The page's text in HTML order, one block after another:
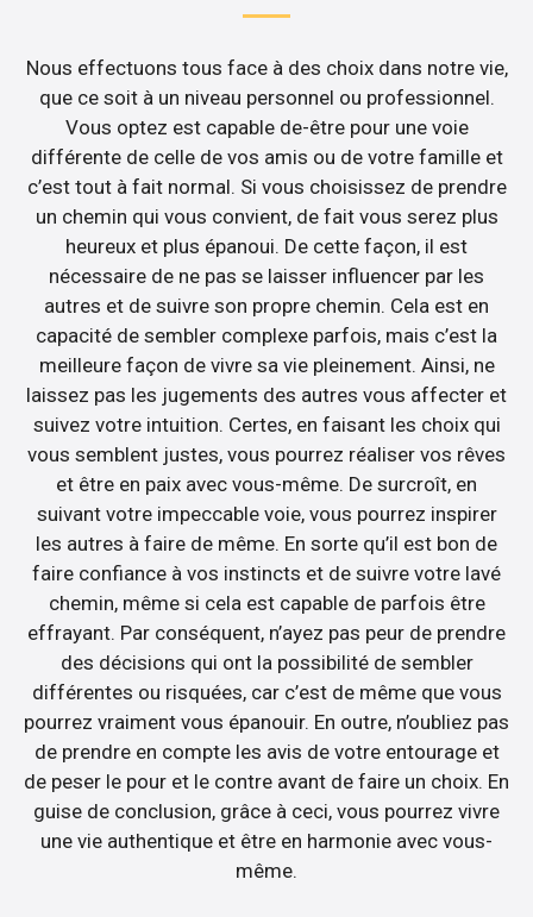
Nous effectuons tous face à des choix dans notre vie,
que ce soit à un niveau personnel ou professionnel.
Vous optez est capable de-être pour une voie
différente de celle de vos amis ou de votre famille et
c’est tout à fait normal. Si vous choisissez de prendre
un chemin qui vous convient, de fait vous serez plus
heureux et plus épanoui. De cette façon, il est
nécessaire de ne pas se laisser influencer par les
autres et de suivre son propre chemin. Cela est en
capacité de sembler complexe parfois, mais c’est la
meilleure façon de vivre sa vie pleinement. Ainsi, ne
laissez pas les jugements des autres vous affecter et
suivez votre intuition. Certes, en faisant les choix qui
vous semblent justes, vous pourrez réaliser vos rêves
et être en paix avec vous-même. De surcroît, en
suivant votre impeccable voie, vous pourrez inspirer
les autres à faire de même. En sorte qu’il est bon de
faire confiance à vos instincts et de suivre votre lavé
chemin, même si cela est capable de parfois être
effrayant. Par conséquent, n’ayez pas peur de prendre
des décisions qui ont la possibilité de sembler
différentes ou risquées, car c’est de même que vous
pourrez vraiment vous épanouir. En outre, n’oubliez pas
de prendre en compte les avis de votre entourage et
de peser le pour et le contre avant de faire un choix. En
guise de conclusion, grâce à ceci, vous pourrez vivre
une vie authentique et être en harmonie avec vous-
même.